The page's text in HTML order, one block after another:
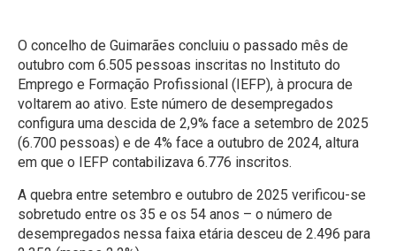
O concelho de Guimarães concluiu o passado mês de
outubro com 6.505 pessoas inscritas no Instituto do
Emprego e Formação Profissional (IEFP), à procura de
voltarem ao ativo. Este número de desempregados
configura uma descida de 2,9% face a setembro de 2025
(6.700 pessoas) e de 4% face a outubro de 2024, altura
em que o IEFP contabilizava 6.776 inscritos.
A quebra entre setembro e outubro de 2025 verificou-se
sobretudo entre os 35 e os 54 anos – o número de
desempregados nessa faixa etária desceu de 2.496 para